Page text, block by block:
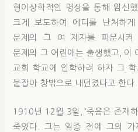
형이상학적인 명상을 통해 임신
크게 보도하여 에디를 난처하
문제의 그 여 제자를 파문시켜
문제의 그 어린애는 출생했고, 이
교회 학교에 입학하려 하자 그
붙잡아 창밖으로 내던졌다고 한다.
1910년 12월 3일, ‘죽음은 존재
죽었다. 그는 임종 전에 그의 가